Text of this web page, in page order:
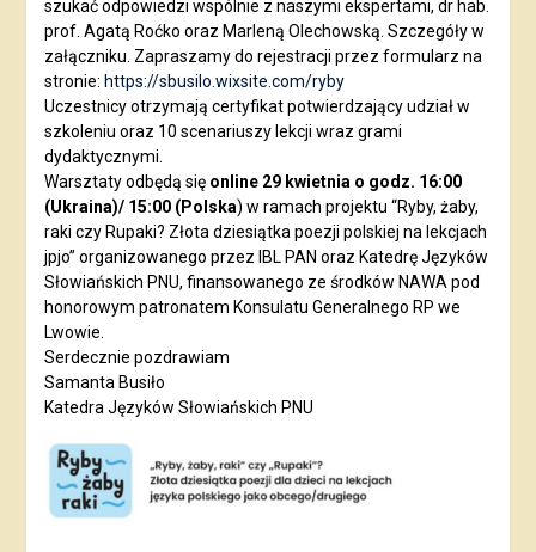
szukać odpowiedzi wspólnie z naszymi ekspertami, dr hab.
prof. Agatą Roćko oraz Marleną Olechowską. Szczegóły w
załączniku. Zapraszamy do rejestracji przez formularz na
stronie: https://sbusilo.wixsite.com/ryby
Uczestnicy otrzymają certyfikat potwierdzający udział w
szkoleniu oraz 10 scenariuszy lekcji wraz grami
dydaktycznymi.
Warsztaty odbędą się online 29 kwietnia o godz. 16:00
(Ukraina)/ 15:00 (Polska) w ramach projektu “Ryby, żaby,
raki czy Rupaki? Złota dziesiątka poezji polskiej na lekcjach
jpjo” organizowanego przez IBL PAN oraz Katedrę Języków
Słowiańskich PNU, finansowanego ze środków NAWA pod
honorowym patronatem Konsulatu Generalnego RP we
Lwowie.
Serdecznie pozdrawiam
Samanta Busiło
Katedra Języków Słowiańskich PNU